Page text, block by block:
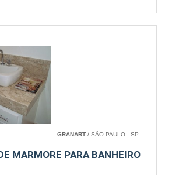
GRANART / SÃO PAULO - SP
MARMORE PARA BANHEIRO